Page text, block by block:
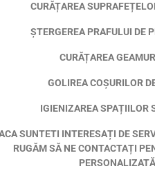
CURĂȚAREA
ȘTERGEREA PRAFULUI DE
CURĂȚAREA
GOLIREA COȘURILOR
IGIENIZAREA SPAȚIILOR
SUNTETI INTERESAȚI DE
RUGĂM SĂ NE CONTACTAȚI